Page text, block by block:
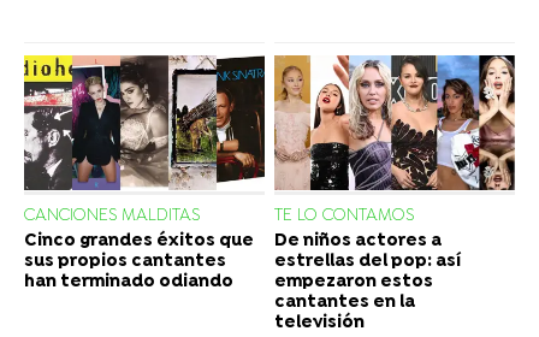
CANCIONES MALDITAS
Cinco grandes éxitos que
sus propios cantantes
han terminado odiando
TE LO CONTAMOS
De niños actores a
estrellas del pop: así
empezaron estos
cantantes en la
televisión